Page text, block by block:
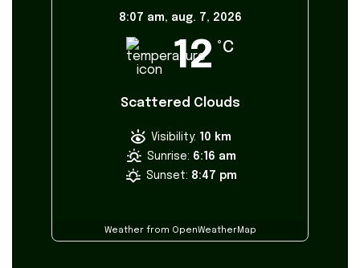
8:07 am, aug. 7, 2026
12 °C
Scattered Clouds
Visibility: 10 km
Sunrise: 6:16 am
Sunset: 8:47 pm
Weather from OpenWeatherMap